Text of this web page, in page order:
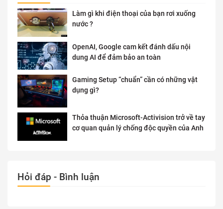
Làm gì khi điện thoại của bạn rơi xuống
nước ?
OpenAI, Google cam kết đánh dấu nội
dung AI để đảm bảo an toàn
Gaming Setup “chuẩn” cần có những vật
dụng gì?
Thỏa thuận Microsoft-Activision trở về tay
cơ quan quản lý chống độc quyền của Anh
Hỏi đáp - Bình luận